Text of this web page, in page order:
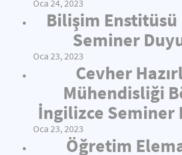
Oca 24, 2023
Bilişim
Seminer
Oca 23, 2023
Cevher
Mühendisliği
İngilizce Seminer
Oca 23, 2023
Öğretim